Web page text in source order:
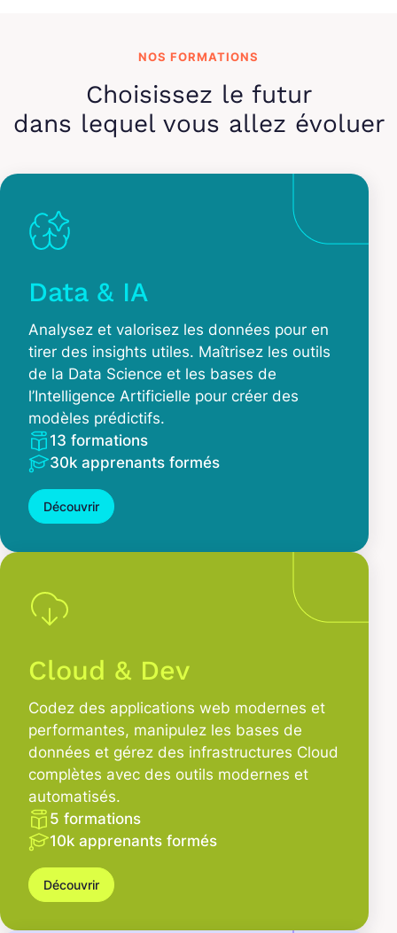
NOS FORMATIONS
Choisissez le futur
dans lequel vous allez évoluer
Data & IA
Analysez et valorisez les données pour en
tirer des insights utiles. Maîtrisez les outils
de la Data Science et les bases de
l’Intelligence Artificielle pour créer des
modèles prédictifs.
13 formations
30k apprenants formés
Découvrir
Cloud & Dev
Codez des applications web modernes et
performantes, manipulez les bases de
données et gérez des infrastructures Cloud
complètes avec des outils modernes et
automatisés.
5 formations
10k apprenants formés
Découvrir